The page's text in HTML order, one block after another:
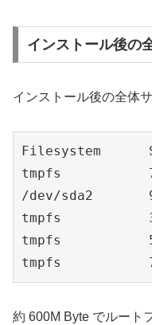
インストール後の
インストール後の全体
Filesystem
tmpfs
/dev/sda2
tmpfs
tmpfs
tmpfs
約 600M Byte でルート